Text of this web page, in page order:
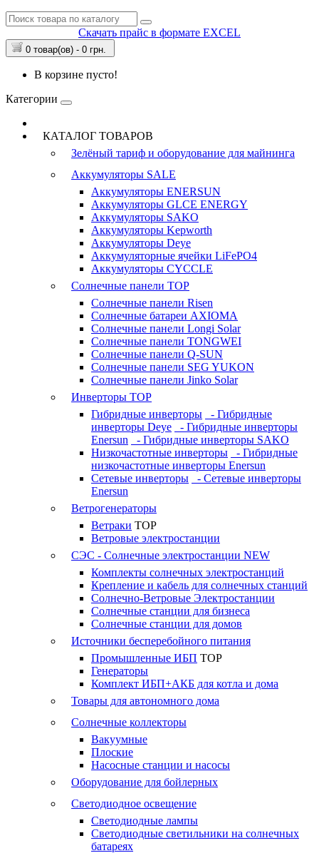
Скачать прайс в формате EXCEL
0 товар(ов) - 0 грн.
В корзине пусто!
Категории
КАТАЛОГ ТОВАРОВ
Зелёный тариф и оборудование для майнинга
Аккумуляторы SALE
Аккумуляторы ENERSUN
Аккумуляторы GLCE ENERGY
Аккумуляторы SAKO
Аккумуляторы Kepworth
Аккумуляторы Deye
Аккумуляторные ячейки LiFePO4
Аккумуляторы CYCCLE
Солнечные панели TOP
Солнечные панели Risen
Солнечные батареи AXIOMA
Солнечные панели Longi Solar
Солнечные панели TONGWEI
Солнечные панели Q-SUN
Солнечные панели SEG YUKON
Солнечные панели Jinko Solar
Инверторы TOP
Гибридные инверторы
- Гибридные
инверторы Deye
- Гибридные инверторы
Enersun
- Гибридные инверторы SAKO
Низкочастотные инверторы
- Гибридные
низкочастотные инверторы Enersun
Сетевые инверторы
- Сетевые инверторы
Enersun
Ветрогенераторы
Ветраки TOP
Ветровые электростанции
СЭС - Солнечные электростанции NEW
Комплекты солнечных электростанций
Крепление и кабель для солнечных станций
Солнечно-Ветровые Электростанции
Солнечные станции для бизнеса
Солнечные станции для домов
Источники бесперебойного питания
Промышленные ИБП TOP
Генераторы
Комплект ИБП+АКБ для котла и дома
Товары для автономного дома
Солнечные коллекторы
Вакуумные
Плоские
Насосные станции и насосы
Оборудование для бойлерных
Светодиодное освещение
Светодиодные лампы
Светодиодные светильники на солнечных
батареях